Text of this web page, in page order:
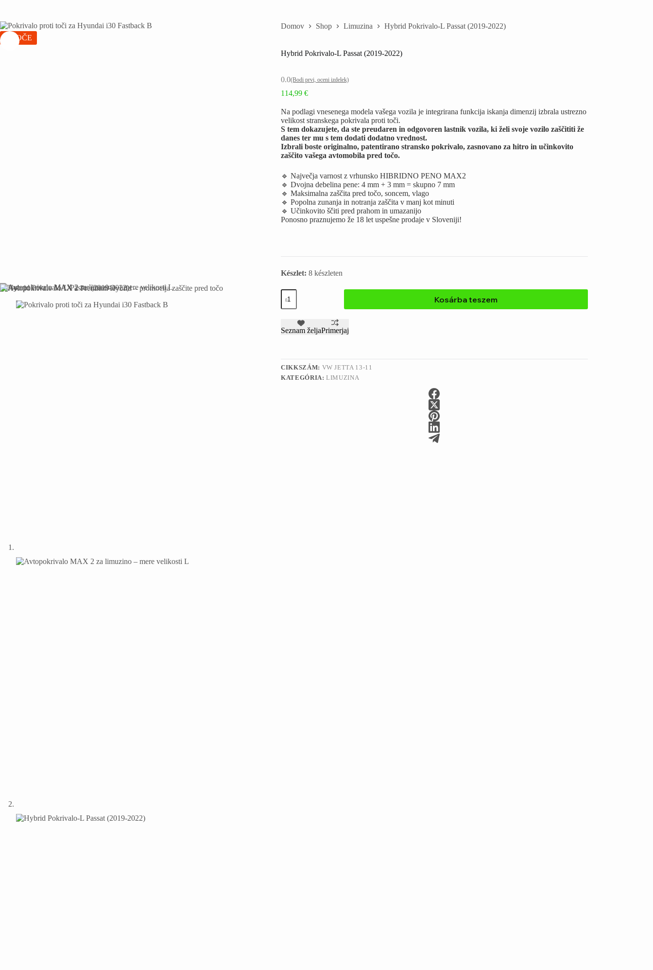
VROČE
Domov Shop Limuzina Hybrid Pokrivalo-L Passat (2019-2022)
Hybrid Pokrivalo-L Passat (2019-2022)
0.0(Bodi prvi, oceni izdelek)
114,99€
Na podlagi vnesenega modela vašega vozila je integrirana funkcija iskanja dimenzij izbrala ustrezno
velikost stranskega pokrivala proti toči.
S tem dokazujete, da ste preudaren in odgovoren lastnik vozila, ki želi svoje vozilo zaščititi že
danes ter mu s tem dodati dodatno vrednost.
Izbrali boste originalno, patentirano stransko pokrivalo, zasnovano za hitro in učinkovito
zaščito vašega avtomobila pred točo.
🔹 Največja varnost z vrhunsko HIBRIDNO PENO MAX2
🔹 Dvojna debelina pene: 4 mm + 3 mm = skupno 7 mm
🔹 Maksimalna zaščita pred točo, soncem, vlago
🔹 Popolna zunanja in notranja zaščita v manj kot minuti
🔹 Učinkovito ščiti pred prahom in umazanijo
Ponosno praznujemo že 18 let uspešne prodaje v Sloveniji!
Készlet: 8 készleten
Kosárba teszem
Seznam željaPrimerjaj
CIKKSZÁM: VW JETTA 13-11
KATEGÓRIA:LIMUZINA